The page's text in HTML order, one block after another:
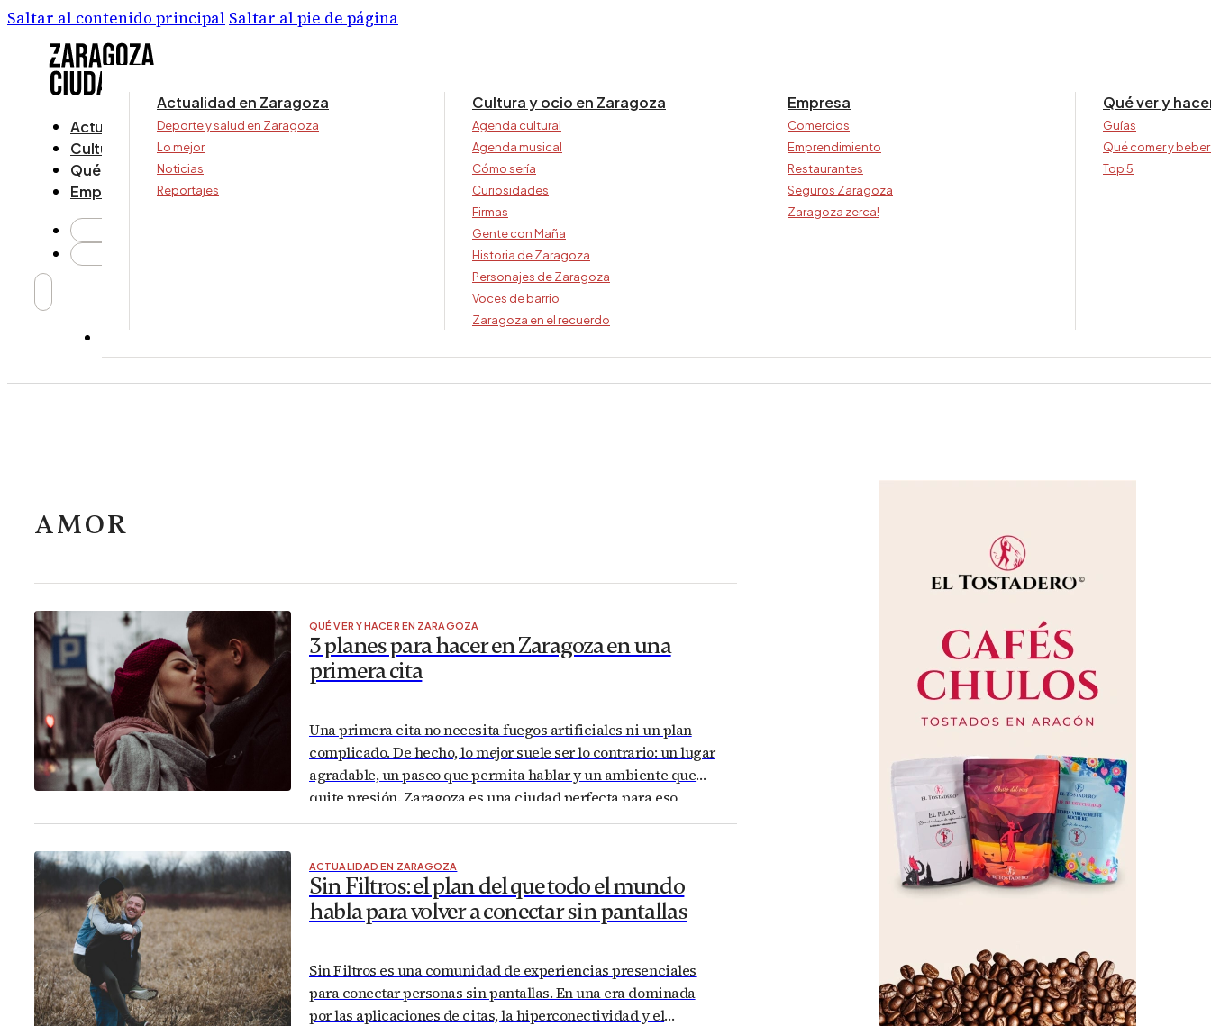
Saltar al contenido principal Saltar al pie de página
Actualidad
Cultura y ocio
Qué ver y hacer
Empresa
Actualidad en Zaragoza
Deporte y salud en Zaragoza
Lo mejor
Noticias
Reportajes
Cultura y ocio en Zaragoza
Agenda cultural
Agenda musical
Cómo sería
Curiosidades
Firmas
Gente con Maña
Historia de Zaragoza
Personajes de Zaragoza
Voces de barrio
Zaragoza en el recuerdo
Empresa
Comercios
Emprendimiento
Restaurantes
Seguros Zaragoza
Zaragoza zerca!
Qué ver y
Guías
Qué comer y
Top 5
AMOR
QUÉ VER Y HACER EN ZARAGOZA
3 planes para hacer en Zaragoza en una
primera cita
Una primera cita no necesita fuegos artificiales ni un plan
complicado. De hecho, lo mejor suele ser lo contrario: un lugar
agradable, un paseo que permita hablar y un ambiente que
quite presión. Zaragoza es una ciudad perfecta para eso,
porque combina espacios monumentales, rincones tranquilos
hacer…
ACTUALIDAD EN ZARAGOZA
Sin Filtros: el plan del que todo el mundo
habla para volver a conectar sin pantallas
Sin Filtros es una comunidad de experiencias presenciales
para conectar personas sin pantallas. En una era dominada
por las aplicaciones de citas, la hiperconectividad y el